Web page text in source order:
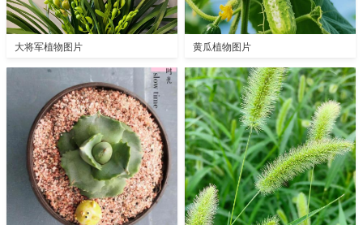
大将军植物图片 黄瓜植物图片